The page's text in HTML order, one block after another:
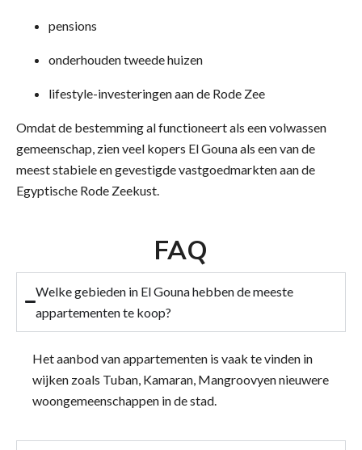
pensions
onderhouden tweede huizen
lifestyle-investeringen aan de Rode Zee
Omdat de bestemming al functioneert als een volwassen
gemeenschap, zien veel kopers El Gouna als een van de
meest stabiele en gevestigde vastgoedmarkten aan de
Egyptische Rode Zeekust.
FAQ
Welke gebieden in El Gouna hebben de meeste
appartementen te koop?
Het aanbod van appartementen is vaak te vinden in
wijken zoals Tuban , Kamaran, Mangroovyen nieuwere
woongemeenschappen in de stad.